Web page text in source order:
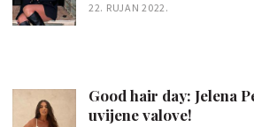
22. RUJAN 2022.
Good hair day: Jelena
uvijene valove!